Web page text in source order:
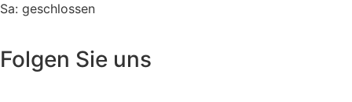
Sa: geschlossen
Folgen Sie uns